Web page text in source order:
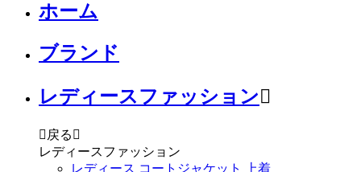
ホーム
ブランド
レディースファッション
 戻る 
レディースファッション
レディース コートジャケット 上着